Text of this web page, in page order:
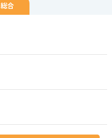
総合